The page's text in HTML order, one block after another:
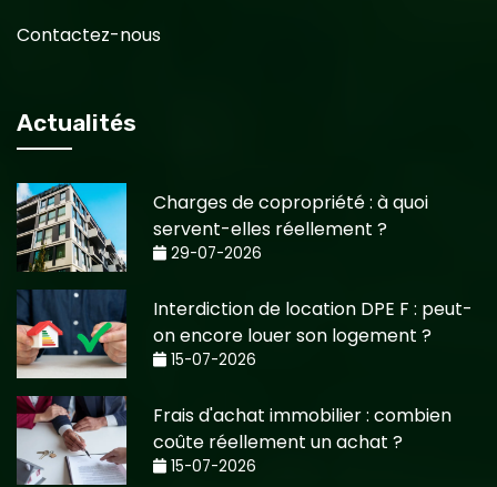
Contactez-nous
Actualités
Charges de copropriété : à quoi
servent-elles réellement ?
29-07-2026
Interdiction de location DPE F : peut-
on encore louer son logement ?
15-07-2026
Frais d'achat immobilier : combien
coûte réellement un achat ?
15-07-2026